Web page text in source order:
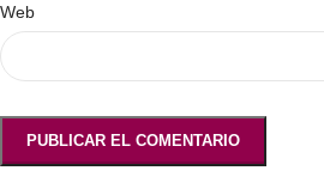
Web